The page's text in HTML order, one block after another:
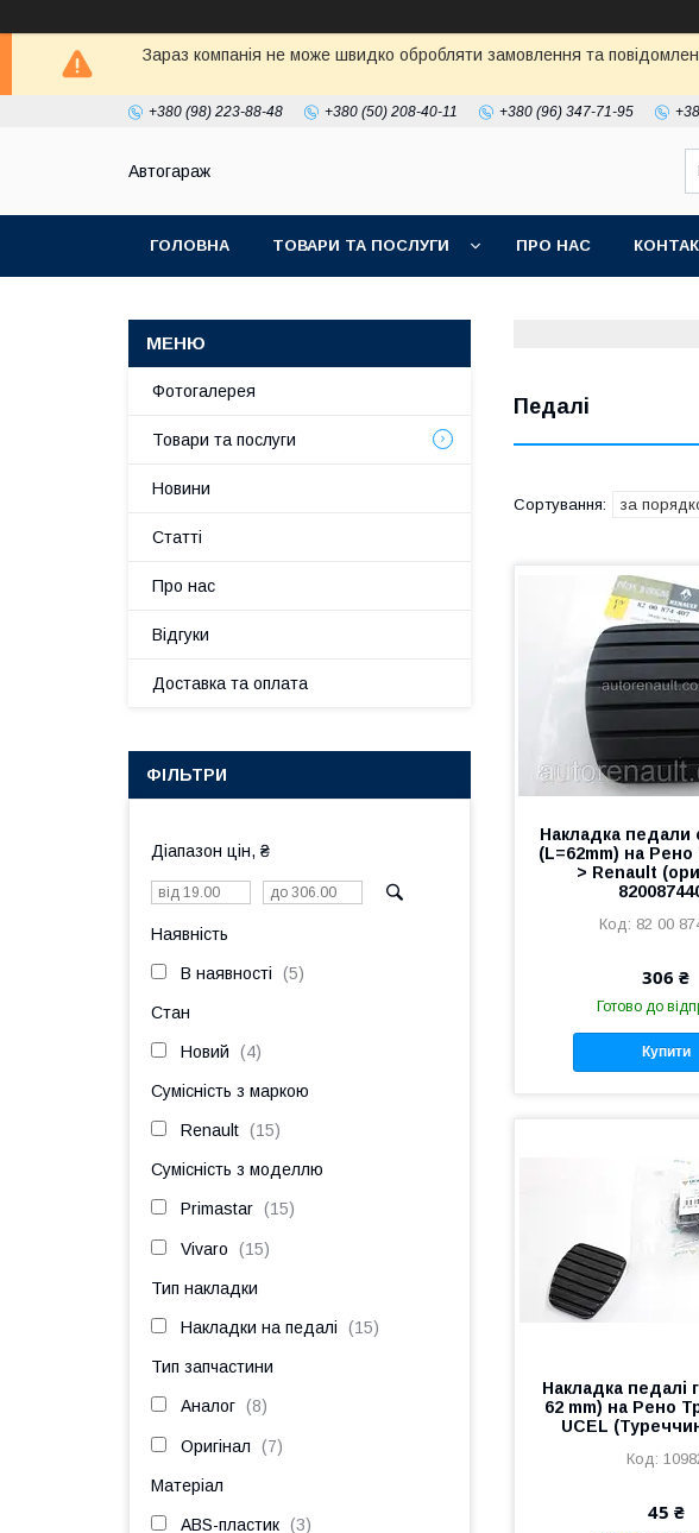
Зараз компанія не може швидко обробляти замовлення та
+380 (98) 223-88-48 +380 (50) 208-40-11 +380 (96) 347-71-95
Автогараж
ГОЛОВНА ТОВАРИ ТА ПОСЛУГИ ПРО НАС
Педалі
Накладка педали
(L=62mm) на
> Renault
82 00
306 ₴
Готово до
Купити
Накладка педалі
62 mm) на Рено
UCEL
45 ₴
Фотогалерея
Товари та послуги
Новини
Статті
Про нас
Відгуки
Доставка та оплата
ФІЛЬТРИ
Діапазон цін, ₴
Наявність
В наявності 5
Стан
Новий 4
Сумісність з маркою
Renault 15
Сумісність з моделлю
Primastar 15
Vivaro 15
Тип накладки
Накладки на педалі 15
Тип запчастини
Аналог 8
Оригінал 7
Матеріал
ABS-пластик 3